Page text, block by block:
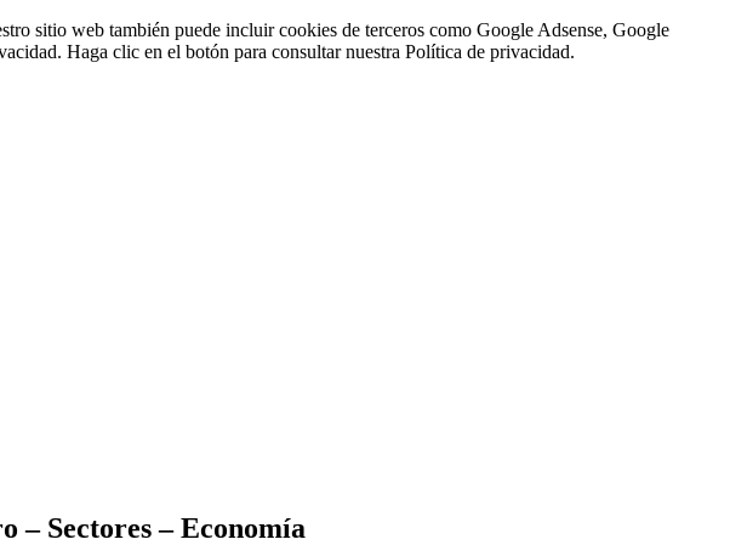
sitio web también puede incluir cookies de terceros como Google Adsense, Google
Haga clic en el botón para consultar nuestra Política de privacidad.
– Sectores – Economía